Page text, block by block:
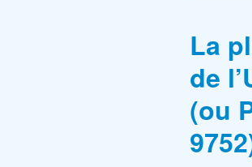
La
de
(ou